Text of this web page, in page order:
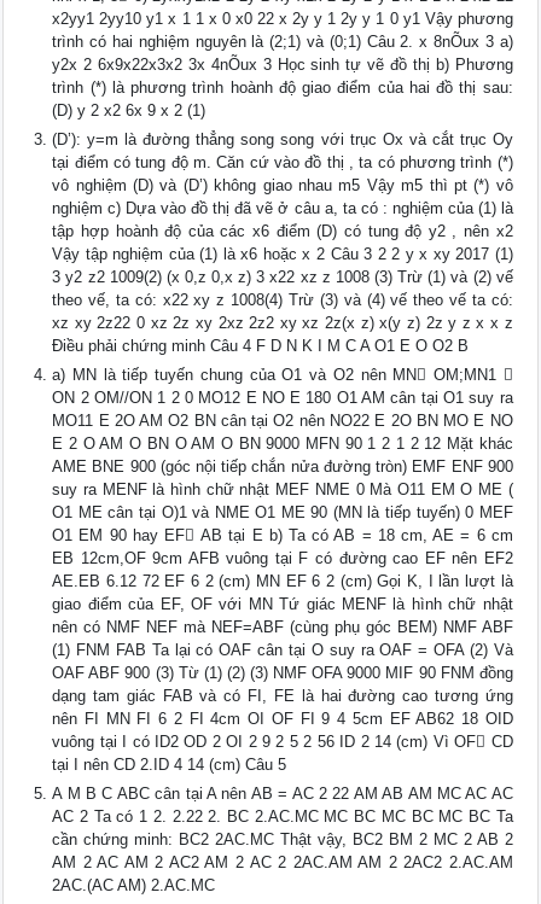
x2yy1 2yy10 y1 x 1 1 x 0 x0 22 x 2y y 1 2y y 1 0 y1 Vậy phương
trình có hai nghiệm nguyên là (2;1) và (0;1) Câu 2. x 8nÕux 3 a)
y2x 2 6x9x22x3x2 3x 4nÕux 3 Học sinh tự vẽ đồ thị b) Phương
trình (*) là phương trình hoành độ giao điểm của hai đồ thị sau:
(D) y 2 x2 6x 9 x 2 (1)
(D’): y=m là đường thẳng song song với trục Ox và cắt trục Oy
tại điểm có tung độ m. Căn cứ vào đồ thị , ta có phương trình (*)
vô nghiệm (D) và (D’) không giao nhau m5 Vậy m5 thì pt (*) vô
nghiệm c) Dựa vào đồ thị đã vẽ ở câu a, ta có : nghiệm của (1) là
tập hợp hoành độ của các x6 điểm (D) có tung độ y2 , nên x2
Vậy tập nghiệm của (1) là x6 hoặc x 2 Câu 3 2 2 y x xy 2017 (1)
3 y2 z2 1009(2) (x 0,z 0,x z) 3 x22 xz z 1008 (3) Trừ (1) và (2) vế
theo vế, ta có: x22 xy z 1008(4) Trừ (3) và (4) vế theo vế ta có:
xz xy 2z22 0 xz 2z xy 2xz 2z2 xy xz 2z(x z) x(y z) 2z y z x x z
Điều phải chứng minh Câu 4 F D N K I M C A O1 E O O2 B
a) MN là tiếp tuyến chung của O1 và O2 nên MN OM;MN1 
ON 2 OM//ON 1 2 0 MO12 E NO E 180 O1 AM cân tại O1 suy ra
MO11 E 2O AM O2 BN cân tại O2 nên NO22 E 2O BN MO E NO
E 2 O AM O BN O AM O BN 9000 MFN 90 1 2 1 2 12 Mặt khác
AME BNE 900 (góc nội tiếp chắn nửa đường tròn) EMF ENF 900
suy ra MENF là hình chữ nhật MEF NME 0 Mà O11 EM O ME (
O1 ME cân tại O)1 và NME O1 ME 90 (MN là tiếp tuyến) 0 MEF
O1 EM 90 hay EF AB tại E b) Ta có AB = 18 cm, AE = 6 cm
EB 12cm,OF 9cm AFB vuông tại F có đường cao EF nên EF2
AE.EB 6.12 72 EF 6 2 (cm) MN EF 6 2 (cm) Gọi K, I lần lượt là
giao điểm của EF, OF với MN Tứ giác MENF là hình chữ nhật
nên có NMF NEF mà NEF=ABF (cùng phụ góc BEM) NMF ABF
(1) FNM FAB Ta lại có OAF cân tại O suy ra OAF = OFA (2) Và
OAF ABF 900 (3) Từ (1) (2) (3) NMF OFA 9000 MIF 90 FNM đồng
dạng tam giác FAB và có FI, FE là hai đường cao tương ứng
nên FI MN FI 6 2 FI 4cm OI OF FI 9 4 5cm EF AB62 18 OID
vuông tại I có ID2 OD 2 OI 2 9 2 5 2 56 ID 2 14 (cm) Vì OF CD
tại I nên CD 2.ID 4 14 (cm) Câu 5
A M B C ABC cân tại A nên AB = AC 2 22 AM AB AM MC AC AC
AC 2 Ta có 1 2. 2.22 2. BC 2.AC.MC MC BC MC BC MC BC Ta
cần chứng minh: BC2 2AC.MC Thật vậy, BC2 BM 2 MC 2 AB 2
AM 2 AC AM 2 AC2 AM 2 AC 2 2AC.AM AM 2 2AC2 2.AC.AM
2AC.(AC AM) 2.AC.MC